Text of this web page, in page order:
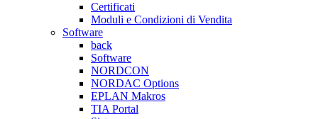
Certificati
Moduli e Condizioni di Vendita
Software
back
Software
NORDCON
NORDAC Options
EPLAN Makros
TIA Portal